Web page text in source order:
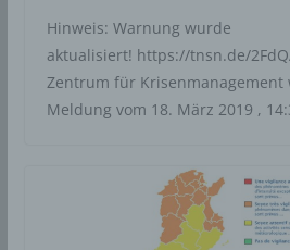
Hinweis: Warnung wurde
aktualisiert! https://tnsn.de/
Zentrum für
Meldung vom 18. März 2019 ,
Anspruch nehmen, kann sie sich
einen Mitarbeiter des für die
Verantwortlichen wenden.
b) Recht auf Auskunft
betroffene Person hat das vom
und Verordnungsgeber gewährte
dem für die Verarbeitung